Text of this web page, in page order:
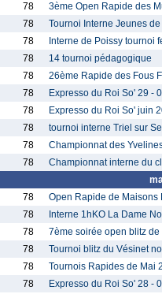
78 3ème Open Rapide des
78 Tournoi Interne Jeunes
78 Interne de Poissy tournoi
78 14 tournoi pédagogique
78 26ème Rapide des Fous
78 Expresso du Roi So' 29 -
78 Expresso du Roi So' juin
78 tournoi interne Triel sur
78 Championnat des
78 Championnat interne du
78 Open Rapide de Maisons
78 Interne 1hKO La Dame
78 7ème soirée open blitz
78 Tournoi blitz du Vésinet
78 Tournois Rapides de Mai
78 Expresso du Roi So' 28 -